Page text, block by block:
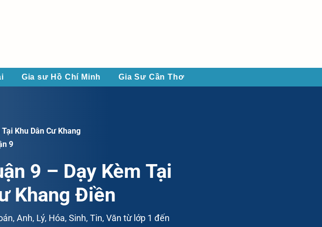
Gia sư Hồ Chí Minh Gia Sư Cần Thơ
Khu Dân Cư Khang
9
9 – Dạy Kèm Tại
Khang Điền
Anh, Lý, Hóa, Sinh, Tin, Văn từ lớp 1 đến